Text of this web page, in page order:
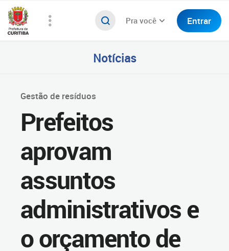
Pra você Entrar
Notícias
Gestão de resíduos
Prefeitos
aprovam
assuntos
administrativos e
o orçamento de